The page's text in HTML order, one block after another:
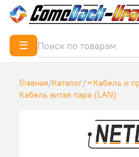
☰
Главная/Каталог/ Кабель и
Кабель витая пара (LAN)